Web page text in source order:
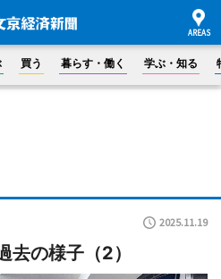
買う 暮らす・働く 学ぶ・知る
2025.11.19
去の様子（2）